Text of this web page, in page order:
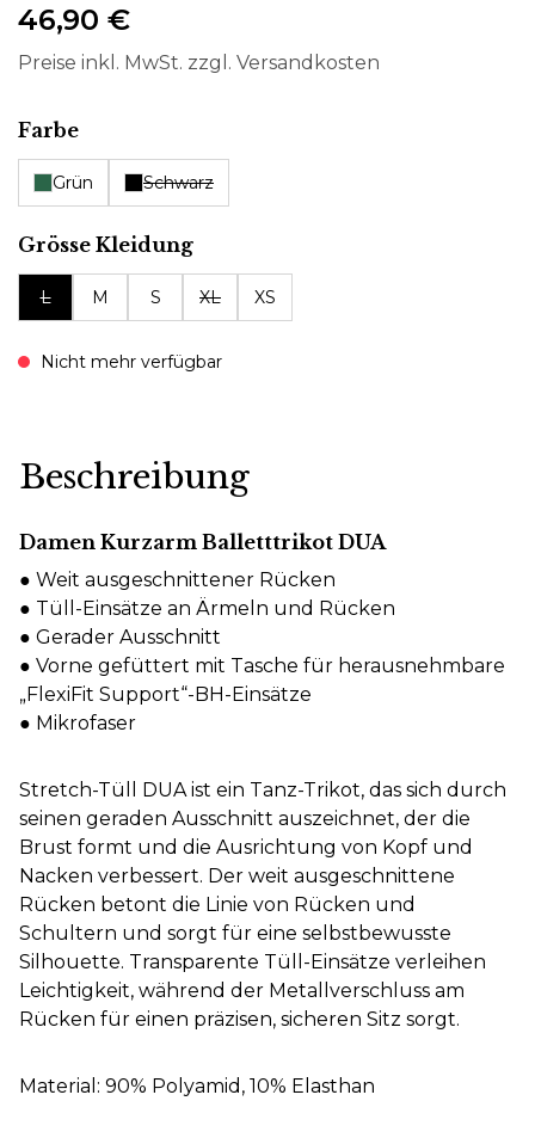
46,90 €
Preise inkl. MwSt. zzgl. Versandkosten
Farbeauswählen
Grün Schwarz
Grösse Kleidungauswählen
L M S XL XS
Nicht mehr verfügbar
Beschreibung
Damen Kurzarm Balletttrikot DUA
● Weit ausgeschnittener Rücken
● Tüll-Einsätze an Ärmeln und Rücken
● Gerader Ausschnitt
● Vorne gefüttert mit Tasche für herausnehmbare
„FlexiFit Support“-BH-Einsätze
● Mikrofaser
Stretch-Tüll DUA ist ein Tanz-Trikot, das sich durch
seinen geraden Ausschnitt auszeichnet, der die
Brust formt und die Ausrichtung von Kopf und
Nacken verbessert. Der weit ausgeschnittene
Rücken betont die Linie von Rücken und
Schultern und sorgt für eine selbstbewusste
Silhouette. Transparente Tüll-Einsätze verleihen
Leichtigkeit, während der Metallverschluss am
Rücken für einen präzisen, sicheren Sitz sorgt.
Material: 90% Polyamid, 10% Elasthan